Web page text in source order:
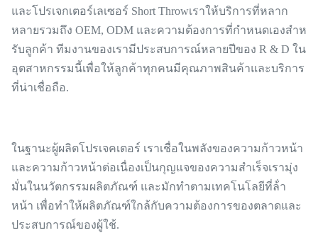
และโปรเจกเตอร์เลเซอร์ Short Throwเราให้บริการที่หลาก
หลายรวมถึง OEM, ODM และความต้องการที่กําหนดเองสําห
รับลูกค้า ทีมงานของเรามีประสบการณ์หลายปีของ R & D ใน
อุตสาหกรรมนี้เพื่อให้ลูกค้าทุกคนมีคุณภาพสินค้าและบริการ
ที่น่าเชื่อถือ.
ในฐานะผู้ผลิตโปรเจคเตอร์ เราเชื่อในพลังของความก้าวหน้า
และความก้าวหน้าต่อเนื่องเป็นกุญแจของความสําเร็จเรามุ่ง
มั่นในนวัตกรรมผลิตภัณฑ์ และมักทําตามเทคโนโลยีที่ล้ํา
หน้า เพื่อทําให้ผลิตภัณฑ์ใกล้กับความต้องการของตลาดและ
ประสบการณ์ของผู้ใช้.